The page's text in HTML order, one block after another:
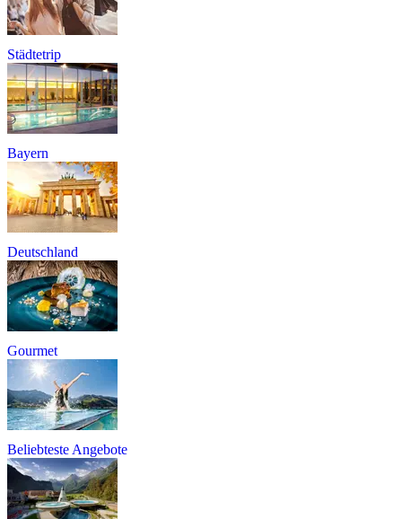
Städtetrip
Bayern
Deutschland
Gourmet
Beliebteste Angebote